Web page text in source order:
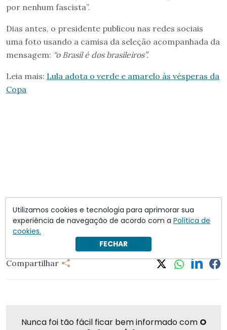
por nenhum fascista”.
Dias antes, o presidente publicou nas redes sociais
uma foto usando a camisa da seleção acompanhada da
mensagem: “o Brasil é dos brasileiros”.
Leia mais: Lula adota o verde e amarelo às vésperas da
Copa
Compartilhar
Nunca foi tão fácil ficar bem informado com O
Utilizamos cookies e tecnologia para aprimorar sua
experiência de navegação de acordo com a Política de
cookies.
FECHAR